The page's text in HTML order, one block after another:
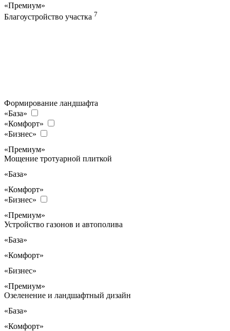
«Премиум»
Благоустройство участка 7
Формирование ландшафта
«База»
«Комфорт»
«Бизнес»
«Премиум»
Мощение тротуарной плиткой
«База»
«Комфорт»
«Бизнес»
«Премиум»
Устройство газонов и автополива
«База»
«Комфорт»
«Бизнес»
«Премиум»
Озеленение и ландшафтный дизайн
«База»
«Комфорт»